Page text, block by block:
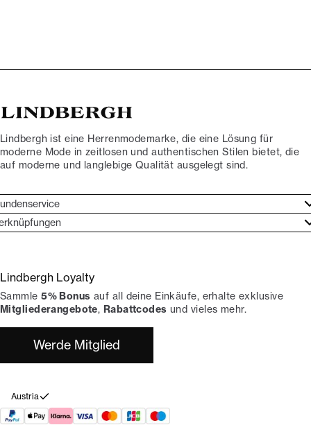
Lindbergh ist eine Herrenmodemarke, die eine Lösung für
moderne Mode in zeitlosen und authentischen Stilen bietet, die
auf moderne und langlebige Qualität ausgelegt sind.
widerrufen
Lindbergh-Botschafter
Lindbergh Loyalty
Sammle5% Bonus auf all deine Einkäufe, erhalte exklusive
Mitgliederangebote, Rabattcodes und vieles mehr.
Werde Mitglied
Austria